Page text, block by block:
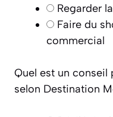
Regarder
Faire du
commercial
Quel est un conseil
selon Destination